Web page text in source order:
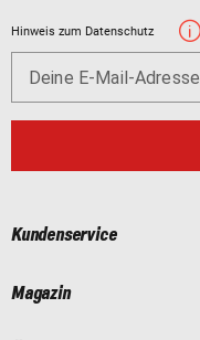
Hinweis zum Datenschutz
Deine E-Mail-Adresse
Kundenservice
Magazin